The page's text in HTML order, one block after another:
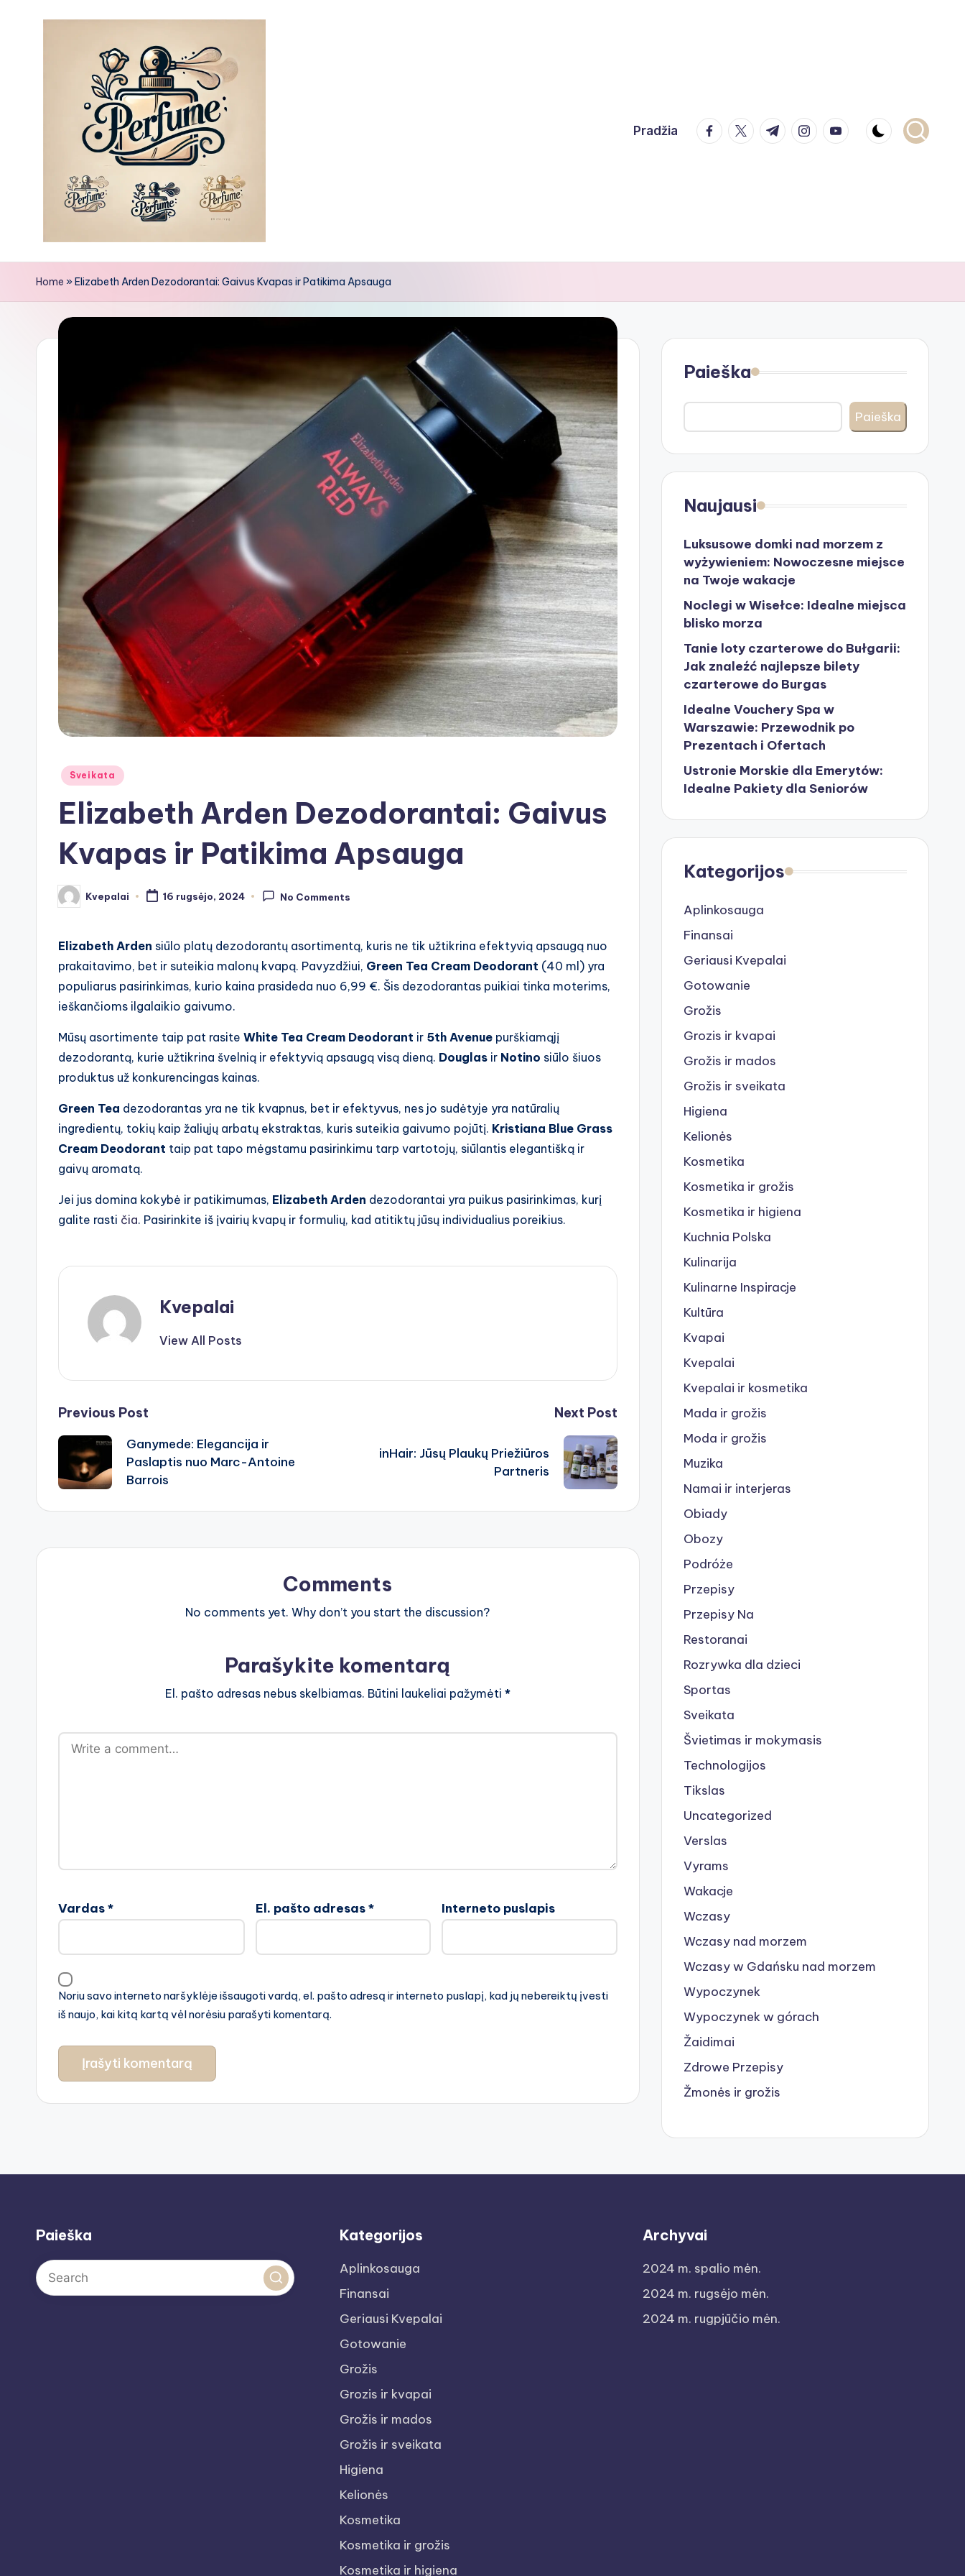
Pradžia facebook.com
twitter.com
t.me instagram.com
youtube.com
Home »Elizabeth Arden Dezodorantai: Gaivus Kvapas ir Patikima Apsauga
Posted
Sveikata
Elizabeth Arden Dezodorantai: Gaivus
Kvapas ir Patikima Apsauga
Posted
by
Kvepalai 16 rugsėjo, 2024 No Comments
Elizabeth Arden siūlo platų dezodorantų asortimentą, kuris ne tik užtikrina efektyvią apsaugą nuo
prakaitavimo, bet ir suteikia malonų kvapą. Pavyzdžiui, Green Tea Cream Deodorant (40 ml) yra
populiarus pasirinkimas, kurio kaina prasideda nuo 6,99 €. Šis dezodorantas puikiai tinka moterims,
ieškančioms ilgalaikio gaivumo.
Mūsų asortimente taip pat rasite White Tea Cream Deodorant ir 5th Avenue purškiamąjį
dezodorantą, kurie užtikrina švelnią ir efektyvią apsaugą visą dieną. Douglas ir Notino siūlo šiuos
produktus už konkurencingas kainas.
Green Tea dezodorantas yra ne tik kvapnus, bet ir efektyvus, nes jo sudėtyje yra natūralių
ingredientų, tokių kaip žaliųjų arbatų ekstraktas, kuris suteikia gaivumo pojūtį. Kristiana Blue Grass
Cream Deodorant taip pat tapo mėgstamu pasirinkimu tarp vartotojų, siūlantis elegantišką ir
gaivų aromatą.
Jei jus domina kokybė ir patikimumas, Elizabeth Arden dezodorantai yra puikus pasirinkimas, kurį
galite rasti čia. Pasirinkite iš įvairių kvapų ir formulių, kad atitiktų jūsų individualius poreikius.
Kvepalai
View All Posts
Post
navigation
Previous Post
Ganymede: Elegancija ir
Paslaptis nuo Marc-Antoine
Barrois
Next Post
inHair: Jūsų Plaukų Priežiūros
Partneris
Comments
No comments yet. Why don’t you start the discussion?
Parašykite komentarą
El. pašto adresas nebus skelbiamas. Būtini laukeliai pažymėti *
Vardas* El. pašto adresas* Interneto puslapis
Noriu savo interneto naršyklėje išsaugoti vardą, el. pašto adresą ir interneto puslapį, kad jų nebereiktų įvesti
iš naujo, kai kitą kartą vėl norėsiu parašyti komentarą.
Paieška
Paieška
Naujausi
Luksusowe domki nad morzem z
wyżywieniem: Nowoczesne miejsce
na Twoje wakacje
Noclegi w Wisełce: Idealne miejsca
blisko morza
Tanie loty czarterowe do Bułgarii:
Jak znaleźć najlepsze bilety
czarterowe do Burgas
Idealne Vouchery Spa w
Warszawie: Przewodnik po
Prezentach i Ofertach
Ustronie Morskie dla Emerytów:
Idealne Pakiety dla Seniorów
Kategorijos
Aplinkosauga
Finansai
Geriausi Kvepalai
Gotowanie
Grožis
Grozis ir kvapai
Grožis ir mados
Grožis ir sveikata
Higiena
Kelionės
Kosmetika
Kosmetika ir grožis
Kosmetika ir higiena
Kuchnia Polska
Kulinarija
Kulinarne Inspiracje
Kultūra
Kvapai
Kvepalai
Kvepalai ir kosmetika
Mada ir grožis
Moda ir grožis
Muzika
Namai ir interjeras
Obiady
Obozy
Podróże
Przepisy
Przepisy Na
Restoranai
Rozrywka dla dzieci
Sportas
Sveikata
Švietimas ir mokymasis
Technologijos
Tikslas
Uncategorized
Verslas
Vyrams
Wakacje
Wczasy
Wczasy nad morzem
Wczasy w Gdańsku nad morzem
Wypoczynek
Wypoczynek w górach
Žaidimai
Zdrowe Przepisy
Žmonės ir grožis
Paieška Kategorijos
Aplinkosauga
Finansai
Geriausi Kvepalai
Gotowanie
Grožis
Grozis ir kvapai
Grožis ir mados
Grožis ir sveikata
Higiena
Kelionės
Kosmetika
Kosmetika ir grožis
Kosmetika ir higiena
Archyvai
2024 m. spalio mėn.
2024 m. rugsėjo mėn.
2024 m. rugpjūčio mėn.